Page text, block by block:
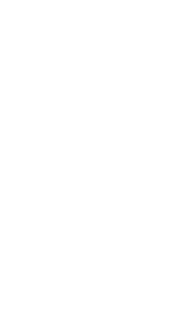
definido,